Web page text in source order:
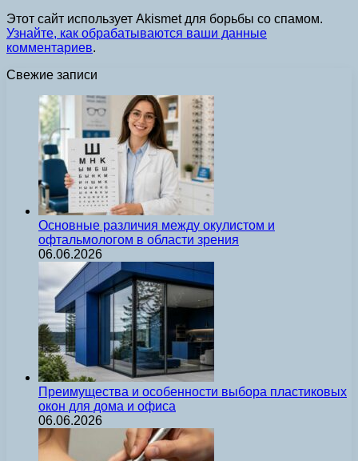
Этот сайт использует Akismet для борьбы со спамом.
Узнайте, как обрабатываются ваши данные
комментариев.
Свежие записи
Основные различия между окулистом и
офтальмологом в области зрения
06.06.2026
Преимущества и особенности выбора пластиковых
окон для дома и офиса
06.06.2026